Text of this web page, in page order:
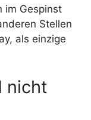
im Gespinst
Stellen
als einzige
nicht